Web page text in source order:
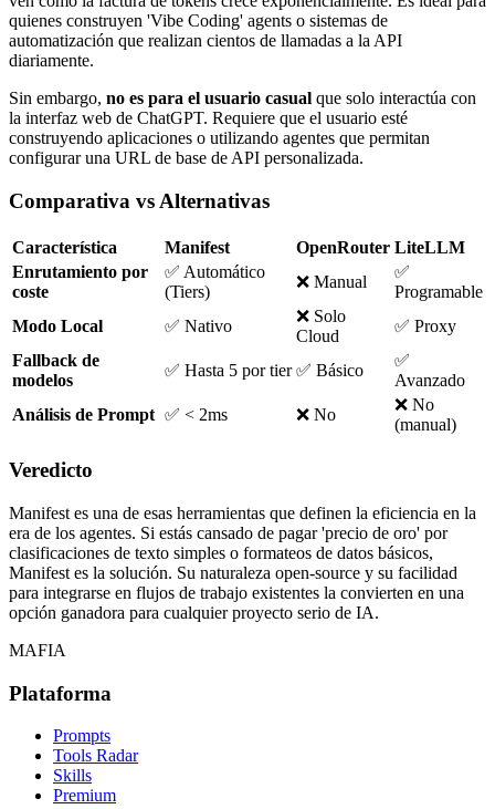
quienes construyen 'Vibe Coding' agents o sistemas de
automatización que realizan cientos de llamadas a la API
diariamente.
Sin embargo, no es para el usuario casual que solo interactúa con
la interfaz web de ChatGPT. Requiere que el usuario esté
construyendo aplicaciones o utilizando agentes que permitan
configurar una URL de base de API personalizada.
Comparativa vs Alternativas
Característica Manifest OpenRouter LiteLLM
Enrutamiento por
coste
✅ Automático
(Tiers)
❌ Manual
✅
Programable
Modo Local
✅ Nativo
❌ Solo
Cloud
✅ Proxy
Fallback de
modelos
✅ Hasta 5 por tier ✅ Básico
✅
Avanzado
Análisis de Prompt ✅ < 2ms ❌ No
❌ No
(manual)
Veredicto
Manifest es una de esas herramientas que definen la eficiencia en la
era de los agentes. Si estás cansado de pagar 'precio de oro' por
clasificaciones de texto simples o formateos de datos básicos,
Manifest es la solución. Su naturaleza open-source y su facilidad
para integrarse en flujos de trabajo existentes la convierten en una
opción ganadora para cualquier proyecto serio de IA.
MAFIA
Plataforma
Prompts
Tools Radar
Skills
Premium